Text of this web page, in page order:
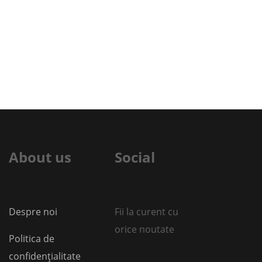
About us
Despre noi
Politica de
confidențialitate
Social
Fii la curent cu
orice noutate